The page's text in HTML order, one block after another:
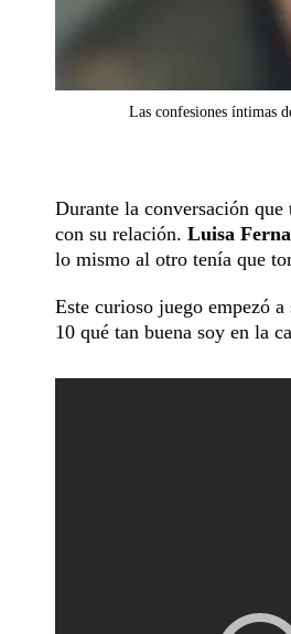
Las confesiones íntimas
Durante la conversación que
con su relación. Luisa
lo mismo al otro tenía que
Este curioso juego empezó
10 qué tan buena soy en la